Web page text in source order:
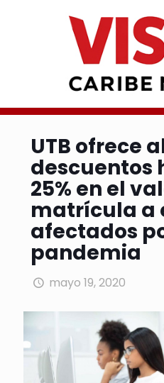
UTB ofrece
descuentos
25% en el
matrícula a
afectados
pandemia
mayo 19, 2020